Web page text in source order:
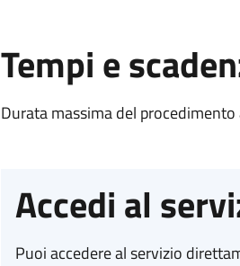
Tempi e
Durata massima del
Accedi al
Puoi accedere al servizio